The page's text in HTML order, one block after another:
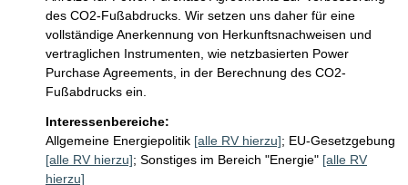
des CO2-Fußabdrucks. Wir setzen uns daher für eine
vollständige Anerkennung von Herkunftsnachweisen und
vertraglichen Instrumenten, wie netzbasierten Power
Purchase Agreements, in der Berechnung des CO2-
Fußabdrucks ein.
Interessenbereiche:
Allgemeine Energiepolitik [alle RV hierzu]; EU-Gesetzgebung
[alle RV hierzu]; Sonstiges im Bereich "Energie" [alle RV
hierzu]